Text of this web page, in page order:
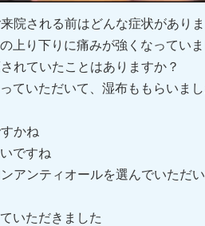
院される前はどんな症状があり
上り下りに痛みが強くなってい
れていたことはありますか？
ていただいて、湿布ももらいま
かね
ですね
アンティオールを選んでいただ
いただきました